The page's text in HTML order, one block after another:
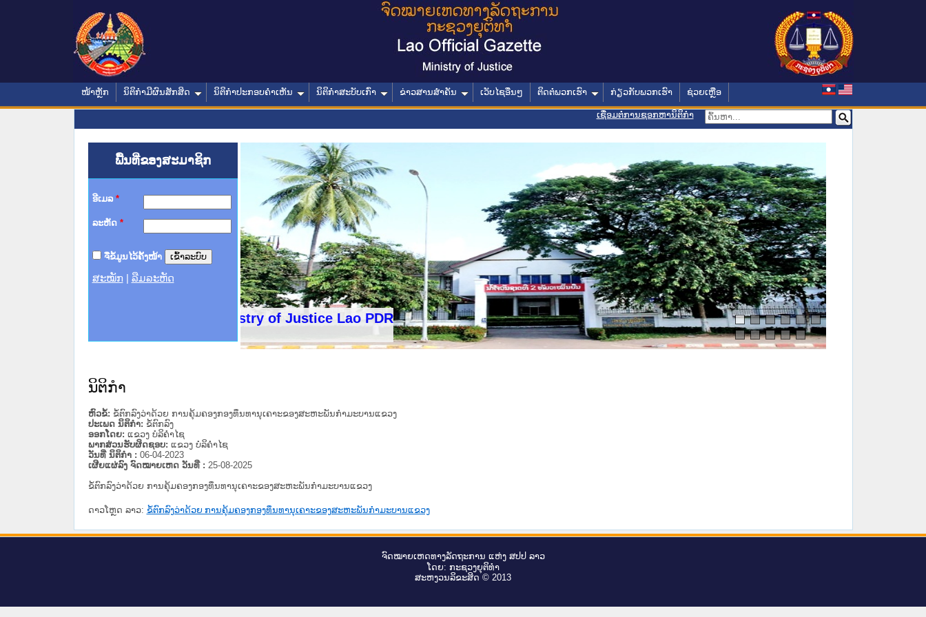
ໜ້າຫຼັກ ນິຕິກໍາມີຜົນສັກສິດ ນິຕິກໍາປະກອບຄໍາເຫັນ ນິຕິກໍາສະບັບເກົ່າ ຂ່າວສານສໍາຄັນ ເວັບໄຊອື່ນໆ ຕິດຕໍ່ພວກເຮົາ ກ່ຽວກັບພວກເຮົາ ຊ່ວຍເຫຼືອ
ເຊື່ອມຕໍ່ການຊອກຫານິຕິກຳ
ພື້ນທີ່ຂອງສະມາຊິກ
ອີເມລ *
ລະຫັດ *
ຈື່ຂໍ້ມູນໄວ້ຄັ້ງໜ້າ
ສະໝັກ ລືມລະຫັດ
Ministry of Justice Lao PDR
ານສະພາປະຊາຊົນ ພາກເໜືອ
ທາງລັດຖະການ
ສຳລັບ ພາກກາງ
ສຳລັບ ພາກໃຕ້
ວິທະຍາຄານຕຳຫຼວດປະຊາຊົນ
ວິທະຍາຄານສັນຕິບານປະຊາຊົນ
າຍເຫດທາງລັດຖະການໃຫ້ຜູ້ປະສານງານ
ຂັ້ນແຂວງພາກເໜືອ
ານສະພາປະຊາຊົນ ພາກກາງ
ນິຕິກໍາ
ຫົວຂໍ້: ຂໍ້ຕົກລົງວ່າດ້ວຍ ການຄຸ້ມຄອງກອງທຶນທານຸເຄາະຂອງສະຫະພັນກຳມະບານແຂວງ
ປະເພດ ນິຕິກໍາ: ຂໍ້ຕົກລົງ
ອອກໂດຍ: ແຂວງ ບໍລິຄໍາໄຊ
ພາກສ່ວນຮັບຜິດຊອບ: ແຂວງ ບໍລິຄໍາໄຊ
ວັນທີ່ ນິຕິກໍາ : 06-04-2023
ເຜີຍແຜ່ລົງ ຈົດໝາຍເຫດ ວັນທີ່ : 25-08-2025
ຂໍ້ຕົກລົງວ່າດ້ວຍ ການຄຸ້ມຄອງກອງທຶນທານຸເຄາະຂອງສະຫະພັນກຳມະບານແຂວງ
ດາວໂຫຼດ ລາວ: ຂໍ້ຕົກລົງວ່າດ້ວຍ ການຄຸ້ມຄອງກອງທຶນທານຸເຄາະຂອງສະຫະພັນກຳມະບານແຂວງ
ຈົດ​ໝາຍ​ເຫດ​ທາງ​ລັດ​ຖະ​ການ ແຫ່ງ ສ​ປ​ປ ລາວ
ໂດຍ: ກະ​ຊວງຍຸ​ຕິ​ທຳ
ສະ​ຫງວນ​ລິ​ຂະ​ສິດ © 2013